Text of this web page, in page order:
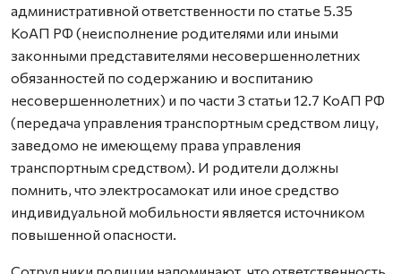
административной ответственности по статье 5.35
КоАП РФ (неисполнение родителями или иными
законными представителями несовершеннолетних
обязанностей по содержанию и воспитанию
несовершеннолетних) и по части 3 статьи 12.7 КоАП РФ
(передача управления транспортным средством лицу,
заведомо не имеющему права управления
транспортным средством). И родители должны
помнить, что электросамокат или иное средство
индивидуальной мобильности является источником
повышенной опасности.
Сотрудники полиции напоминают, что ответственность